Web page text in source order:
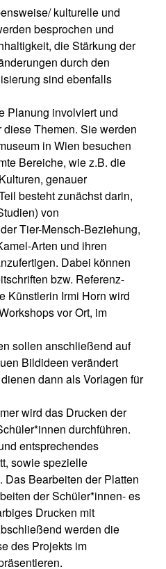
kulturelle und
besprochen und
die Stärkung der
durch den
sind ebenfalls
Planung involviert und
Themen. Sie werden
in Wien besuchen
Bereiche, wie z.B. die
genauer
besteht zunächst darin,
von
Tier-Mensch-Beziehung,
Arten und ihren
Dabei können
bzw. Referenz-
Künstlerin Irmi Horn wird
vor Ort, im
sollen anschließend auf
Bildideen verändert
dann als Vorlagen für
wird das Drucken der
durchführen.
entsprechendes
sowie spezielle
Das Bearbeiten der Platten
der Schüler*innen- es
Drucken mit
werden die
des Projekts im